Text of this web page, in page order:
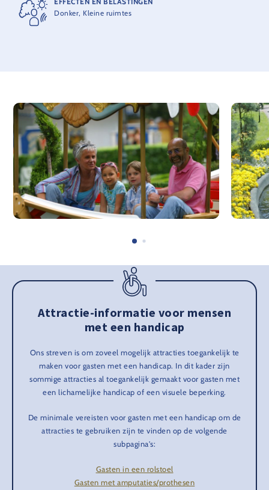
Donker, Kleine ruimtes
Attractie-informatie voor mensen
met een handicap
Ons streven is om zoveel mogelijk attracties toegankelijk te
maken voor gasten met een handicap. In dit kader zijn
sommige attracties al toegankelijk gemaakt voor gasten met
een lichamelijke handicap of een visuele beperking.
De minimale vereisten voor gasten met een handicap om de
attracties te gebruiken zijn te vinden op de volgende
subpagina's:
Gasten in een rolstoel
Gasten met amputaties/prothesen